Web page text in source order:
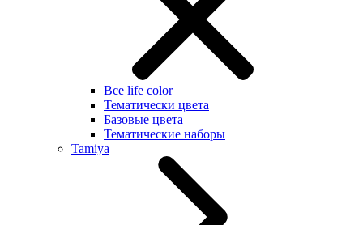
Все life color
Тематически цвета
Базовые цвета
Тематические наборы
Tamiya